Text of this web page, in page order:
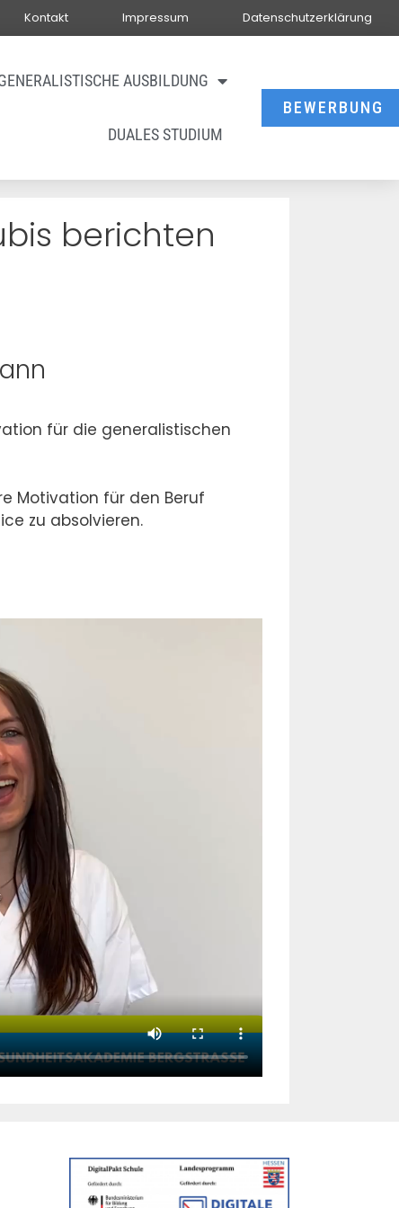
Kontakt Impressum Datenschutzerklärung
AUSBILDUNG
DUALES STUDIUM
BEWERBUNG
berichten
für die generalistischen
Motivation für den Beruf
zu absolvieren.